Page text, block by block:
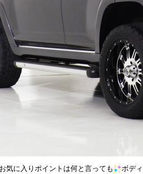
気に入りポイントは何と言っても ボデ